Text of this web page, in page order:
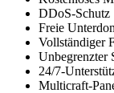
DDoS-Schutz
Freie
Vollständiger
Unbegrenzter
24/7-
Multicraft-